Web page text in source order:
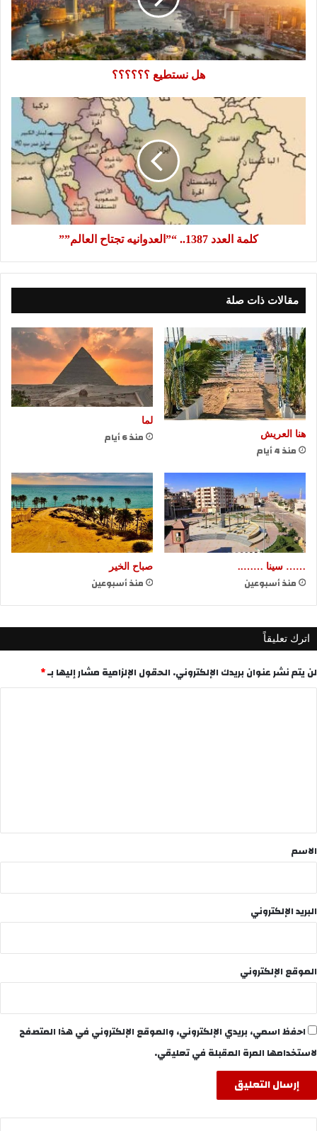
هل نستطيع ؟؟؟؟؟؟
1387..
“”العدوانيه
تجتاح
كلمة العدد 1387.. “”العدوانيه تجتاح العالم””
مقالات ذات صلة
هنا العريش
منذ 4 أيام
لما
منذ 6 أيام
…… سينا ……..
منذ أسبوعين
صباح الخير
منذ أسبوعين
اترك تعليقاً
لن يتم نشر عنوان بريدك الإلكتروني. الحقول الإلزامية مشار إليها بـ*
*
الاسم
البريد الإلكتروني
الموقع الإلكتروني
احفظ اسمي، بريدي الإلكتروني، والموقع الإلكتروني في هذا المتصفح
لاستخدامها المرة المقبلة في تعليقي.